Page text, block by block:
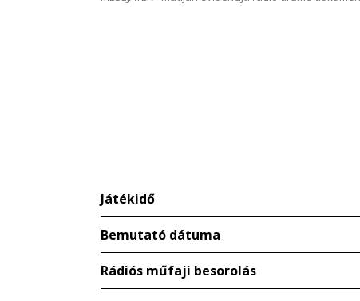
Játékidő
Bemutató dátuma
Rádiós műfaji besorolás